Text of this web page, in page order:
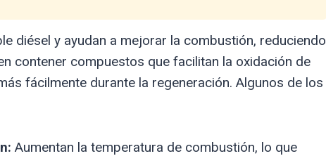
diésel y ayudan a mejorar la combustión, reduciendo
contener compuestos que facilitan la oxidación de
fácilmente durante la regeneración. Algunos de los
Aumentan la temperatura de combustión, lo que